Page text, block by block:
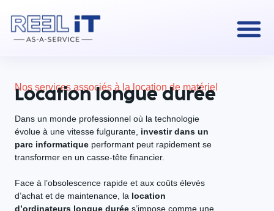
Nos services associés à la location de matériel
Location longue durée
Dans un monde professionnel où la technologie
évolue à une vitesse fulgurante, investir dans un
parc informatique performant peut rapidement se
transformer en un casse-tête financier.
Face à l’obsolescence rapide et aux coûts élevés
d’achat et de maintenance, la location
d’ordinateurs longue durée s’impose comme une